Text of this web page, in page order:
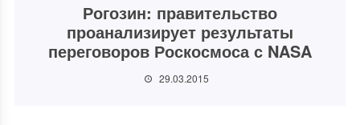
Рогозин: правительство
проанализирует результаты
переговоров Роскосмоса с NASA
29.03.2015